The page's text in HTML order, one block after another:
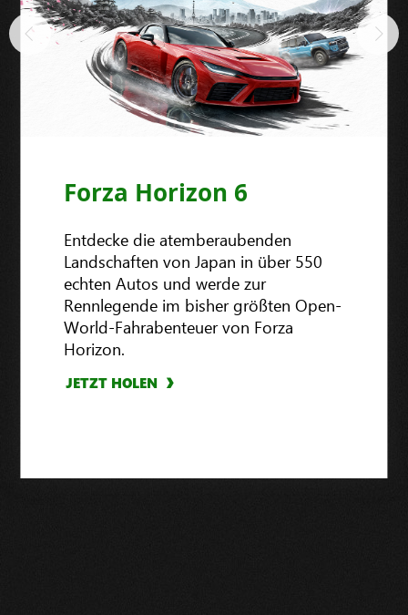
Forza Horizon 6
Entdecke die atemberaubenden
Landschaften von Japan in über 550
echten Autos und werde zur
Rennlegende im bisher größten Open-
World-Fahrabenteuer von Forza
Horizon.
JETZT HOLEN